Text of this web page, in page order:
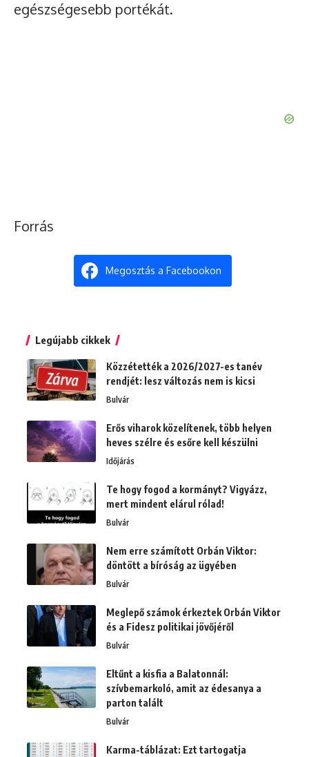
egészségesebb portékát.
Forrás
Megosztás a Facebookon
Legújabb cikkek
Közzétették a 2026/2027-es tanév
rendjét: lesz változás nem is kicsi
Bulvár
Erős viharok közelítenek, több helyen
heves szélre és esőre kell készülni
Időjárás
Te hogy fogod a kormányt? Vigyázz,
mert mindent elárul rólad!
Bulvár
Nem erre számított Orbán Viktor:
döntött a bíróság az ügyében
Bulvár
Meglepő számok érkeztek Orbán Viktor
és a Fidesz politikai jövőjéről
Bulvár
Eltűnt a kisfia a Balatonnál:
szívbemarkoló, amit az édesanya a
parton talált
Bulvár
Karma-táblázat: Ezt tartogatja